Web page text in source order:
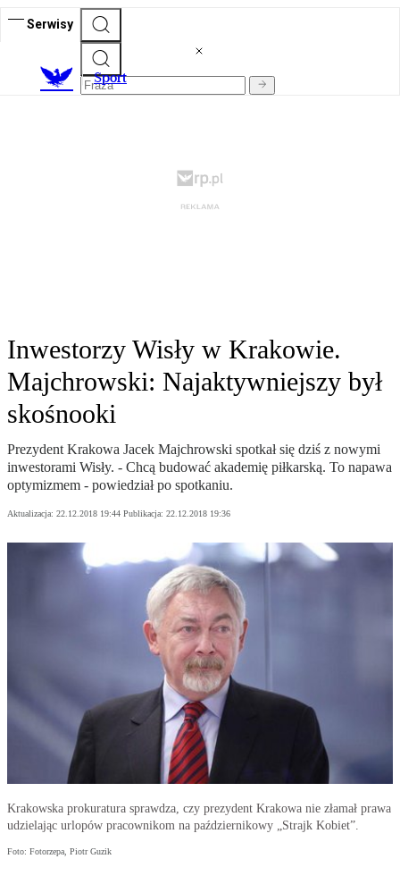
Serwisy
Sport
Inwestorzy Wisły w Krakowie.
Majchrowski: Najaktywniejszy był
skośnooki
Prezydent Krakowa Jacek Majchrowski spotkał się dziś z nowymi
inwestorami Wisły. - Chcą budować akademię piłkarską. To napawa
optymizmem - powiedział po spotkaniu.
Aktualizacja: 22.12.2018 19:44 Publikacja: 22.12.2018 19:36
Krakowska prokuratura sprawdza, czy prezydent Krakowa nie złamał prawa
udzielając urlopów pracownikom na październikowy „Strajk Kobiet”.
Foto: Fotorzepa, Piotr Guzik